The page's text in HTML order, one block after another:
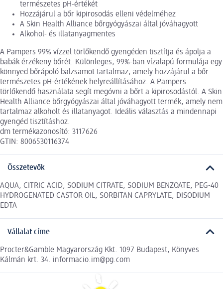
természetes pH-értékét
Hozzájárul a bőr kipirosodás elleni védelméhez
A Skin Health Alliance bőrgyógyászai által jóváhagyott
Alkohol- és illatanyagmentes
A Pampers 99% vízzel törlőkendő gyengéden tisztítja és ápolja a
babák érzékeny bőrét. Különleges, 99%-ban vízalapú formulája egy
könnyed bőrápoló balzsamot tartalmaz, amely hozzájárul a bőr
természetes pH-értékének helyreállításához. A Pampers
törlőkendő használata segít megóvni a bőrt a kipirosodástól. A Skin
Health Alliance bőrgyógyászai által jóváhagyott termék, amely nem
tartalmaz alkoholt és illatanyagot. Ideális választás a mindennapi
gyengéd tisztításhoz.
dm termékazonosító: 3117626
GTIN: 8006530116374
Összetevők
AQUA, CITRIC ACID, SODIUM CITRATE, SODIUM BENZOATE, PEG-40
HYDROGENATED CASTOR OIL, SORBITAN CAPRYLATE, DISODIUM
EDTA
Vállalat címe
Procter&Gamble Magyarország Kkt. 1097 Budapest, Könyves
Kálmán krt. 34. informacio.im@pg.com